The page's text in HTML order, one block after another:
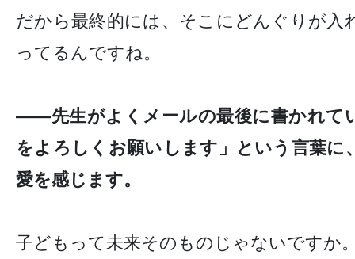
だから最終的には、そこにどんぐりが入
ってるんですね。
——先生がよくメールの最後に書かれて
をよろしくお願いします」という言葉に
愛を感じます。
子どもって未来そのものじゃないですか